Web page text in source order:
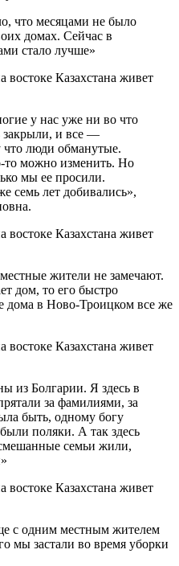
что месяцами не было
домах. Сейчас в
стало лучше»
у нас уже ни во что
закрыли, и все —
люди обманутые.
то можно изменить. Но
мы ее просили.
семь лет добивались»,
жители не замечают.
дом, то его быстро
дома в Ново-Троицком все же
из Болгарии. Я здесь в
за фамилиями, за
быть, одному богу
поляки. А так здесь
семьи жили,
с одним местным жителем
застали во время уборки